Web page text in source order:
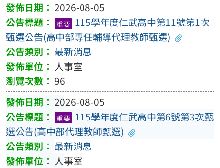
2026-08-05
重要 115學年度仁武高中第11號第1次
甄選公告(高中部專任輔導代理教師甄選)
最新消息
人事室
96
2026-08-05
重要 115學年度仁武高中第6號第3次甄
選公告(高中部代理教師甄選)
最新消息
人事室